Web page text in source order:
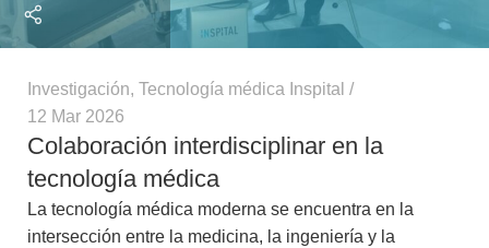
Investigación, Tecnología médica Inspital
12 Mar 2026
Colaboración interdisciplinar en la
tecnología médica
La tecnología médica moderna se encuentra en la
intersección entre la medicina, la ingeniería y la